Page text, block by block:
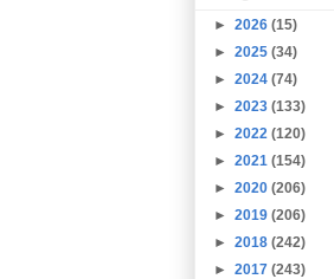
► 2026 (15)
► 2025 (34)
► 2024 (74)
► 2023 (133)
► 2022 (120)
► 2021 (154)
► 2020 (206)
► 2019 (206)
► 2018 (242)
► 2017 (243)